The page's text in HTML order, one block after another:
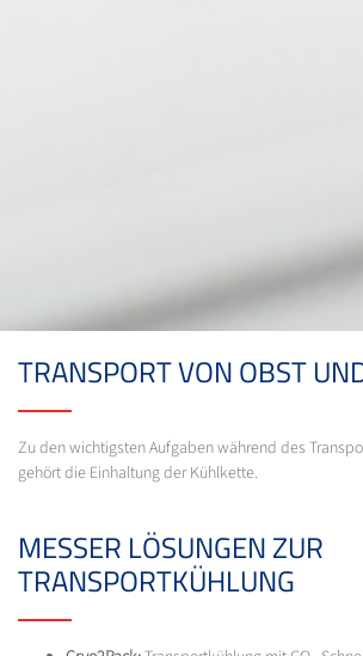
TRANSPORT VON OBST
Zu den wichtigsten Aufgaben während des
gehört die Einhaltung der Kühlkette.
MESSER LÖSUNGEN ZUR
TRANSPORTKÜHLUNG